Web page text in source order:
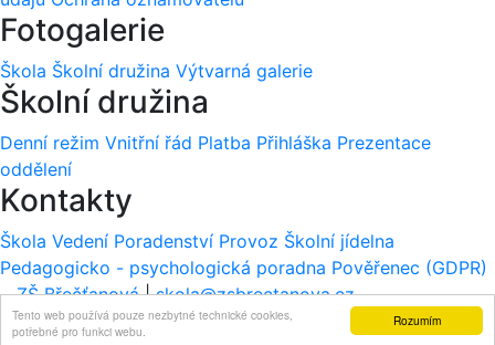
Rozumím
Tento web používá pouze nezbytné technické cookies,
potřebné pro funkci webu.
Fotogalerie
Škola Školní družina Výtvarná galerie
Školní družina
Denní režim Vnitřní řád Platba Přihláška Prezentace
oddělení
Kontakty
Škola Vedení Poradenství Provoz Školní jídelna
Pedagogicko - psychologická poradna Pověřenec (GDPR)
ZŠ Břečťanová|skola@zsbrectanova.cz